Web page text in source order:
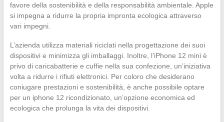
favore della sostenibilità e della responsabilità ambientale. Apple
si impegna a ridurre la propria impronta ecologica attraverso
vari impegni.
L’azienda utilizza materiali riciclati nella progettazione dei suoi
dispositivi e minimizza gli imballaggi. Inoltre, l’iPhone 12 mini è
privo di caricabatterie e cuffie nella sua confezione, un’iniziativa
volta a ridurre i rifiuti elettronici. Per coloro che desiderano
coniugare prestazioni e sostenibilità, è anche possibile optare
per un iphone 12 ricondizionato, un’opzione economica ed
ecologica che prolunga la vita dei dispositivi.